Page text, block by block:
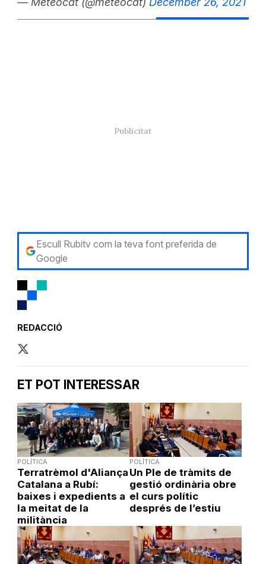
Escull Rubitv com la teva font preferida de
Google
REDACCIÓ
ET POT INTERESSAR
POLÍTICA
Terratrèmol d'Aliança
Catalana a Rubí:
baixes i expedients a
la meitat de la
militància
POLÍTICA
Un Ple de tràmits de
gestió ordinària obre
el curs polític
després de l’estiu